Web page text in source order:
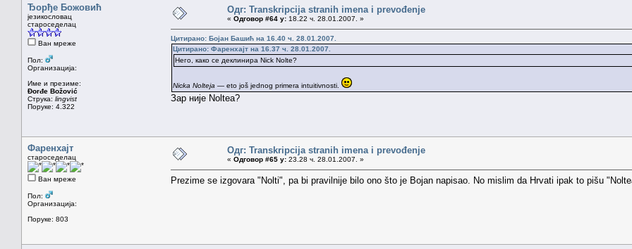
Ђорђе Божовић
језикословац
староседелац
Ван мреже
Пол:
Организација:
Име и презиме:
Đorđe Božović
Струка: lingvist
Поруке: 4.322
Одг: Transkripcija stranih imena i prevođenje
« Одговор #64 у: 18.22 ч. 28.01.2007. »
Цитирано: Бојан Башић на 16.40 ч. 28.01.2007.
Цитирано: Фаренхајт на 16.37 ч. 28.01.2007.
Него, како се деклинира Nick Nolte?
Nicka Nolteja — eto još jednog primera intuitivnosti.
Зар није Noltea?
Фаренхајт
староседелац
Ван мреже
Пол:
Организација:
Поруке: 803
Одг: Transkripcija stranih imena i prevođenje
« Одговор #65 у: 23.28 ч. 28.01.2007. »
Prezime se izgovara "Nolti", pa bi pravilnije bilo ono što je Bojan napisao. No mislim da Hrvati ipak to pišu